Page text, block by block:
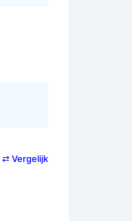
⇄ Vergelijk